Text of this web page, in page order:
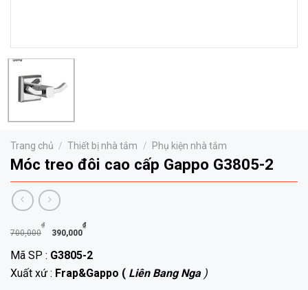
Trang chủ / Thiết bị nhà tắm / Phụ kiện nhà tắm
Móc treo đôi cao cấp Gappo G3805-2
700,000
₫
Giá
gốc
là:
700,000₫.
390,000
₫Giá
hiện
tại
là:
Mã SP : G3805-2
Xuất xứ : Frap&Gappo ( Liên Bang Nga)